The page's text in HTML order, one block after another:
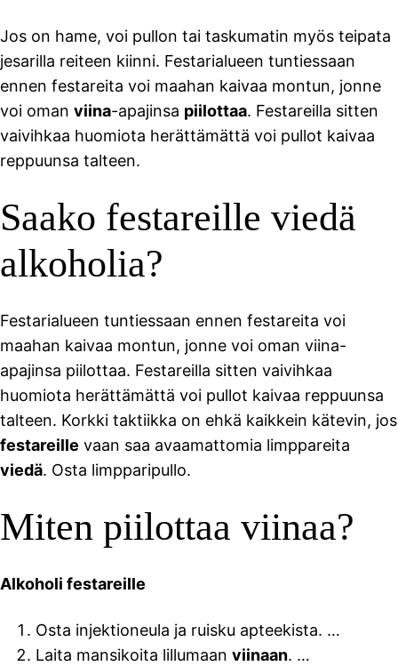
Jos on hame, voi pullon tai taskumatin myös teipata
jesarilla reiteen kiinni. Festarialueen tuntiessaan
ennen festareita voi maahan kaivaa montun, jonne
voi oman viina-apajinsa piilottaa. Festareilla sitten
vaivihkaa huomiota herättämättä voi pullot kaivaa
reppuunsa talteen.
Saako festareille viedä
alkoholia?
Festarialueen tuntiessaan ennen festareita voi
maahan kaivaa montun, jonne voi oman viina-
apajinsa piilottaa. Festareilla sitten vaivihkaa
huomiota herättämättä voi pullot kaivaa reppuunsa
talteen. Korkki taktiikka on ehkä kaikkein kätevin, jos
festareille vaan saa avaamattomia limppareita
viedä. Osta limpparipullo.
Miten piilottaa viinaa?
Alkoholi festareille
Osta injektioneula ja ruisku apteekista. …
Laita mansikoita lillumaan viinaan. …